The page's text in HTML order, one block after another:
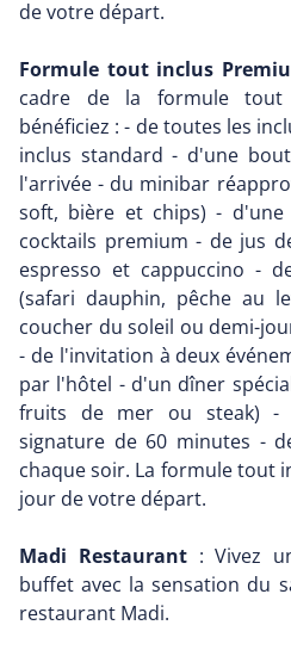
de votre départ.
Formule tout inclus
cadre de la formule tout
bénéficiez : - de toutes les
inclus standard - d'une
l'arrivée - du minibar
soft, bière et chips) -
cocktails premium - de jus
espresso et cappuccino -
(safari dauphin, pêche au
coucher du soleil ou demi-
- de l'invitation à deux
par l'hôtel - d'un dîner
fruits de mer ou steak) -
signature de 60 minutes -
chaque soir. La formule tout
jour de votre départ.
Madi Restaurant : Vivez
buffet avec la sensation du
restaurant Madi.